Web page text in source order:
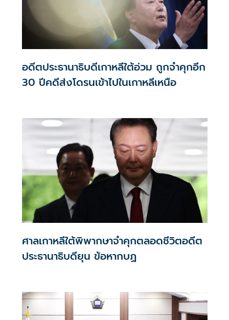
อดีตประธานาธิบดีเกาหลีใต้อ่วม ถูกจำคุกอีก
30 ปีคดีส่งโดรนเข้าไปในเกาหลีเหนือ
ศาลเกาหลีใต้พิพากษาจำคุกตลอดชีวิตอดีต
ประธานาธิบดียุน ข้อหากบฏ